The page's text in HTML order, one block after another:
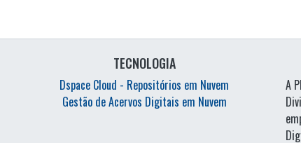
TECNOLOGIA
Dspace Cloud - Repositórios em Nuvem
Gestão de Acervos Digitais em Nuvem
A